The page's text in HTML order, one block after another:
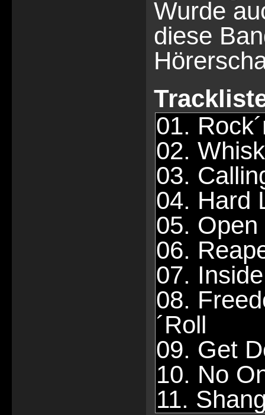
Wurde
diese
01.
02.
03.
04. Hard
05. Open
06.
07.
08.
´Roll
09. Get
10. No
11.